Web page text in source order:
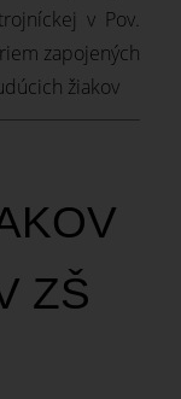
v Pov.
zapojených
žiakov
ZŠ